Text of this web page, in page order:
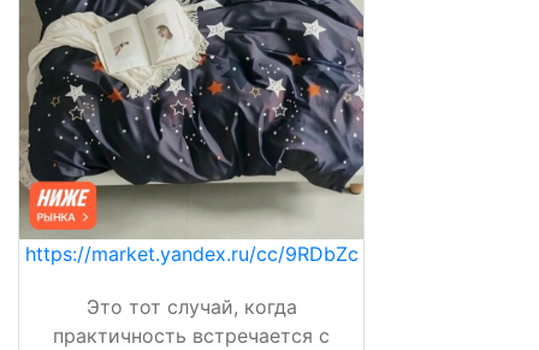
https://market.yandex.ru/cc/9RDbZc
Это тот случай, когда
практичность встречается с